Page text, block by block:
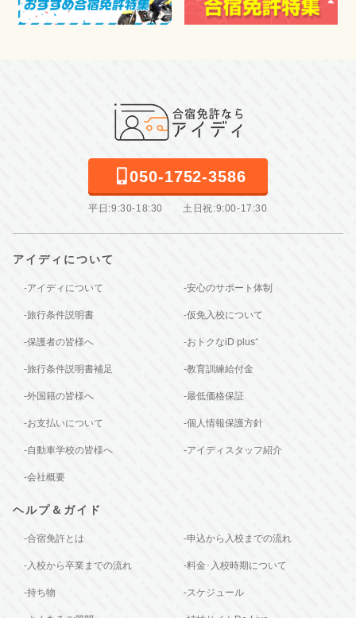
050-1752-3586
平日:9:30-18:30 土日祝:9:00-17:30
アイディについて
-アイディについて -安心のサポート体制
-旅行条件説明書 -仮免入校について
-保護者の皆様へ -おトクなiD plus⁺
-旅行条件説明書補足 -教育訓練給付金
-外国籍の皆様へ -最低価格保証
-お支払いについて -個人情報保護方針
-自動車学校の皆様へ -アイディスタッフ紹介
-会社概要
ヘルプ＆ガイド
-合宿免許とは -申込から入校までの流れ
-入校から卒業までの流れ -料金･入校時期について
-持ち物 -スケジュール